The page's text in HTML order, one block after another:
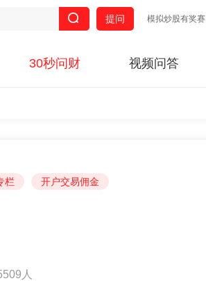
模拟炒股有奖赛
提问
30秒问财 视频问答
栏 开户交易佣金
人